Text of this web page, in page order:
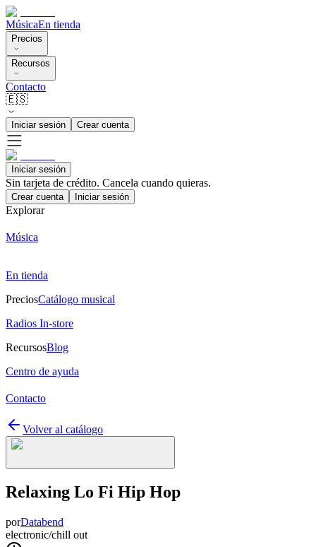
MúsicaEn tienda
Precios
Recursos
Contacto
🇪🇸
Iniciar sesión Crear cuenta
Iniciar sesión
Sin tarjeta de crédito. Cancela cuando quieras.
Crear cuenta Iniciar sesión
Explorar
Música
En tienda
PreciosCatálogo musical
Radios In-store
RecursosBlog
Centro de ayuda
Contacto
Volver al catálogo
Relaxing Lo Fi Hip Hop
porDatabend
electronic/chill out